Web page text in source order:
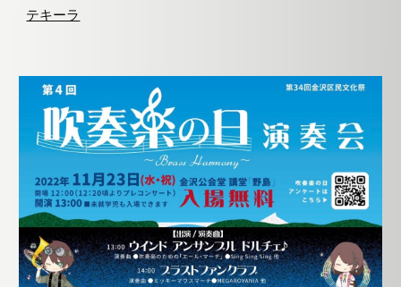
テキーラ